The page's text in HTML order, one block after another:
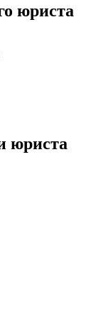
юриста
юриста